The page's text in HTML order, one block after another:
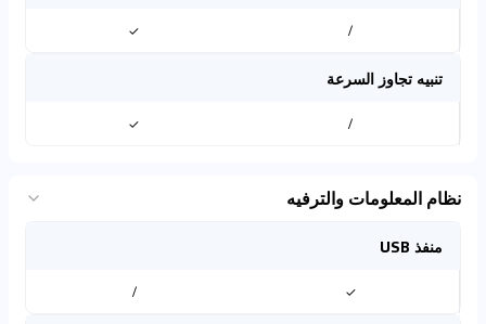
/
✓
تنبيه تجاوز السرعة
/
✓
نظام المعلومات والترفيه
منفذ USB
✓
/